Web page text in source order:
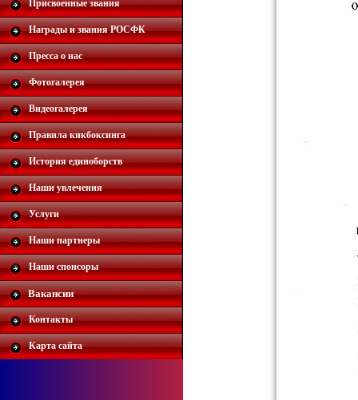
Присвоенные звания
Награды и звания РОСФК
Пресса о нас
Фотогалерея
Видеогалерея
Правила кикбоксинга
История единоборств
Наши увлечения
Услуги
Наши партнеры
Наши спонсоры
Вакансии
Контакты
Карта сайта